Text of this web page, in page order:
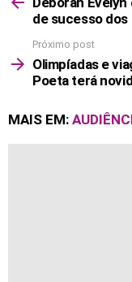
de sucesso dos
Próximo post
Olimpíadas e
Poeta terá
MAIS EM: